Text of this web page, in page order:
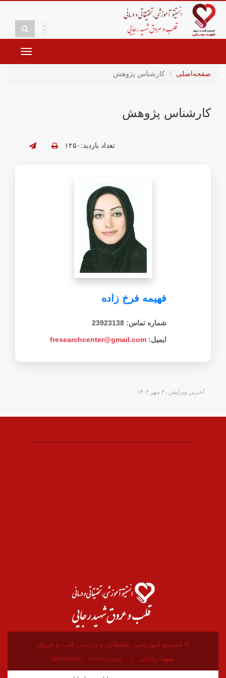
Toggle
صفحه‌اصلی
کارشناس پژوهش
کارشناس پژوهش
تعداد بازدید:۱۲۵۰
فهیمه فرخ زاده
شماره تماس: 23923138
ایمیل:fresearchcenter@gmail.com
آخرین ویرایش ۲۰ مهر ۱۴۰۴
© انستیتو آموزشی، تحقیقاتی و درمانی قلب و عروق
شهید رجایی
Webmaster: A.Mirzayousef